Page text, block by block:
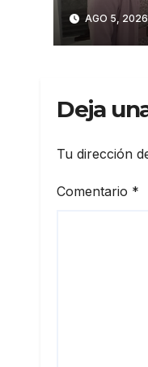
BASC
AGO 5, 2026
Deja
Tu dirección
Comentario *